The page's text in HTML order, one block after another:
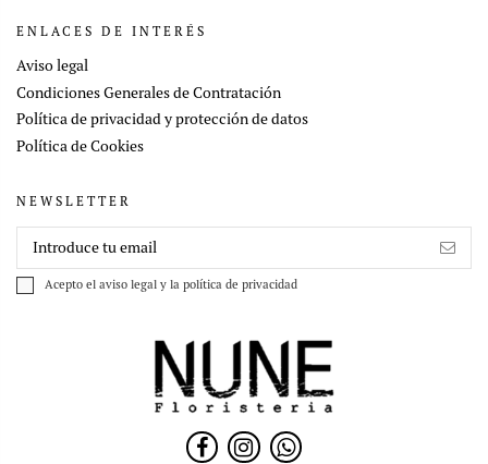
ENLACES DE INTERÉS
Aviso legal
Condiciones Generales de Contratación
Política de privacidad y protección de datos
Política de Cookies
NEWSLETTER
Acepto el aviso legal y la política de privacidad